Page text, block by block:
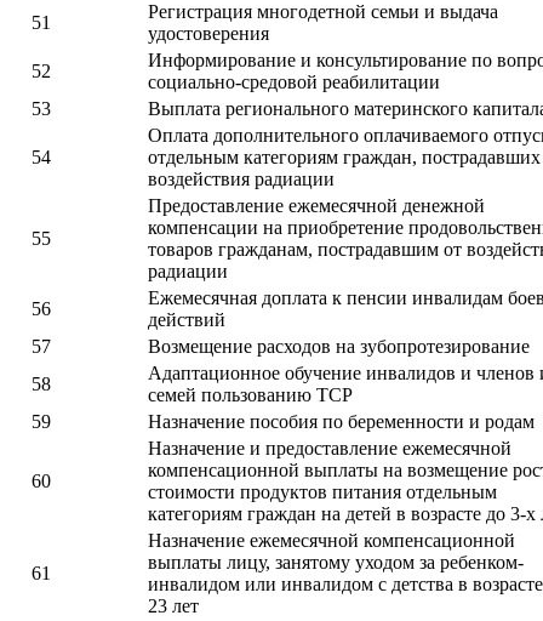
51
Регистрация многодетной семьи и выдача
удостоверения
52
Информирование и консультирование по
социально-средовой реабилитации
53
Выплата регионального материнского
54
Оплата дополнительного оплачиваемого
отдельным категориям граждан, пострадавших
воздействия радиации
55
Предоставление ежемесячной денежной
компенсации на приобретение
товаров гражданам, пострадавшим от
радиации
56
Ежемесячная доплата к пенсии инвалидам
действий
57
Возмещение расходов на зубопротезирование
58
Адаптационное обучение инвалидов и членов
семей пользованию ТСР
59
Назначение пособия по беременности и родам
60
Назначение и предоставление ежемесячной
компенсационной выплаты на возмещение
стоимости продуктов питания отдельным
категориям граждан на детей в возрасте до 3-х
61
Назначение ежемесячной компенсационной
выплаты лицу, занятому уходом за ребенком-
инвалидом или инвалидом с детства в
23 лет